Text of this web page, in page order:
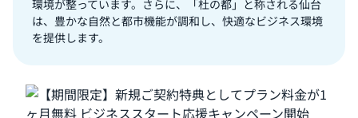
環境が整っています。さらに、「杜の都」と称される仙台
は、豊かな自然と都市機能が調和し、快適なビジネス環境
を提供します。